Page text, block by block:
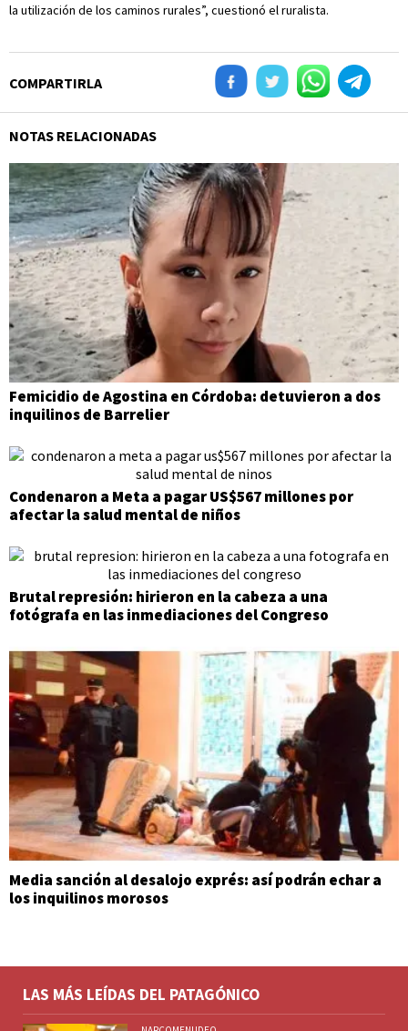
la utilización de los caminos rurales”, cuestionó el ruralista.
COMPARTIRLA
NOTAS RELACIONADAS
Femicidio de Agostina en Córdoba: detuvieron a dos
inquilinos de Barrelier
Condenaron a Meta a pagar US$567 millones por
afectar la salud mental de niños
Brutal represión: hirieron en la cabeza a una
fotógrafa en las inmediaciones del Congreso
Media sanción al desalojo exprés: así podrán echar a
los inquilinos morosos
LAS MÁS LEÍDAS DEL PATAGÓNICO